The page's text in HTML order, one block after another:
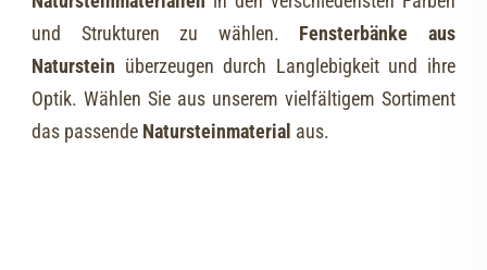
und Strukturen zu wählen.
Fensterbänke aus
Naturstein überzeugen durch Langlebigkeit und ihre
Optik. Wählen Sie aus unserem vielfältigem Sortiment
das passende Natursteinmaterial aus.